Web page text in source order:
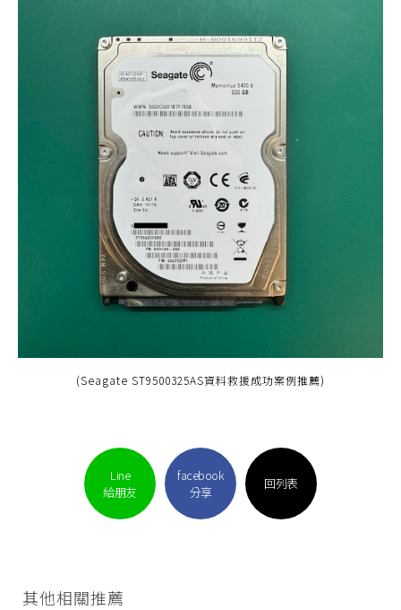
(Seagate ST9500325AS資料救援成功案例推薦)
Line
給朋友
facebook
分享
回列表
其他相關推薦